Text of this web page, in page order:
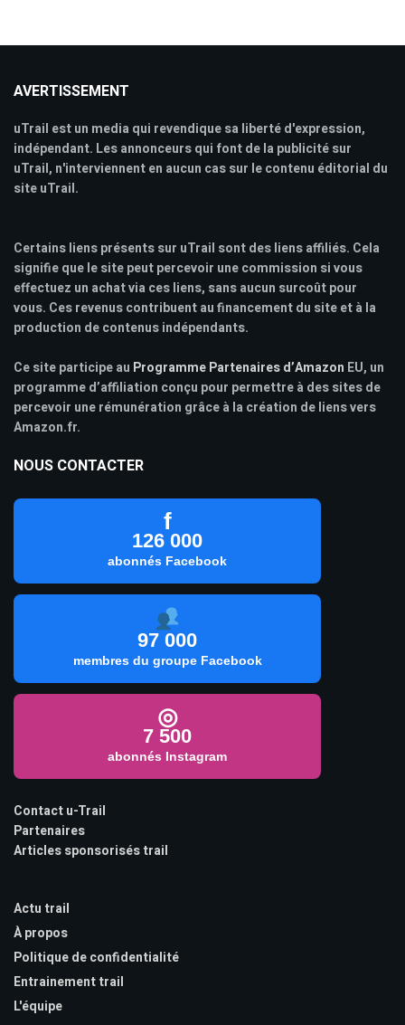
AVERTISSEMENT
uTrail est un media qui revendique sa liberté d'expression,
indépendant. Les annonceurs qui font de la publicité sur
uTrail, n'interviennent en aucun cas sur le contenu éditorial du
site uTrail.
Certains liens présents sur uTrail sont des liens affiliés. Cela
signifie que le site peut percevoir une commission si vous
effectuez un achat via ces liens, sans aucun surcoût pour
vous. Ces revenus contribuent au financement du site et à la
production de contenus indépendants.
Ce site participe au Programme Partenaires d’Amazon EU, un
programme d’affiliation conçu pour permettre à des sites de
percevoir une rémunération grâce à la création de liens vers
Amazon.fr.
NOUS CONTACTER
f
126 000
abonnés Facebook
97 000
membres du groupe Facebook
◎
7 500
abonnés Instagram
Contact u-Trail
Partenaires
Articles sponsorisés trail
Actu trail
À propos
Politique de confidentialité
Entrainement trail
L'équipe